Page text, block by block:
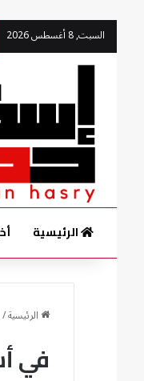
السبت, 8 أغسطس 2026
الرئيسية
الرئيسية/
في أسبوع.. 309